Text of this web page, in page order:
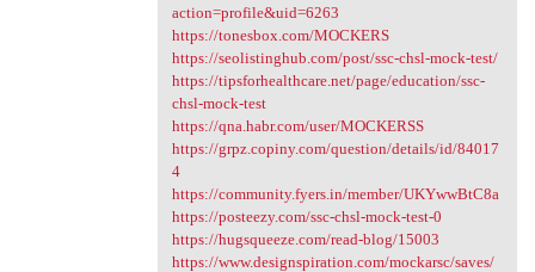
action=profile&uid=6263
https://tonesbox.com/MOCKERS
https://seolistinghub.com/post/ssc-chsl-mock-test/
https://tipsforhealthcare.net/page/education/ssc-
chsl-mock-test
https://qna.habr.com/user/MOCKERSS
https://grpz.copiny.com/question/details/id/84017
4
https://community.fyers.in/member/UKYwwBtC8a
https://posteezy.com/ssc-chsl-mock-test-0
https://hugsqueeze.com/read-blog/15003
https://www.designspiration.com/mockarsc/saves/